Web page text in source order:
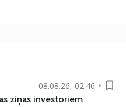
08.08.26, 02:46
ziņas investoriem